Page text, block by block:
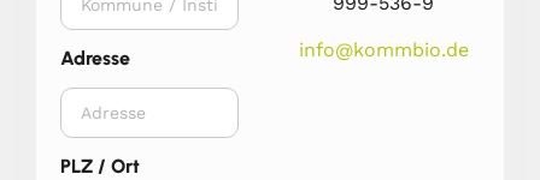
Adresse
PLZ / Ort
info@kommbio.de